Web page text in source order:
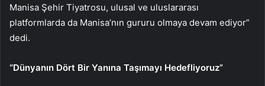
Manisa Şehir Tiyatrosu, ulusal ve uluslararası
platformlarda da Manisa’nın gururu olmaya devam ediyor”
dedi.
“Dünyanın Dört Bir Yanına Taşımayı Hedefliyoruz”